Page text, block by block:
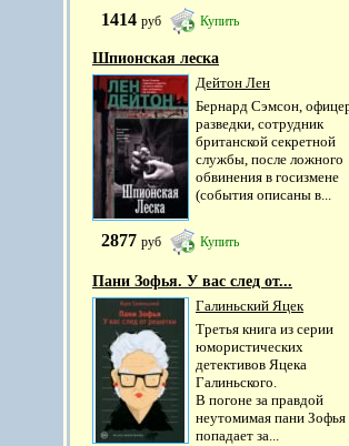
1414 руб Купить
Шпионская леска
Дейтон Лен
Бернард Сэмсон,
разведки, сотрудник
британской секретной
службы, после ложного
обвинения в госизмене
(события описаны в...
2877 руб Купить
Пани Зофья. У вас след от...
Галиньский Яцек
Третья книга из серии
юмористических
детективов Яцека
Галиньского.
В погоне за правдой
неутомимая пани Зофья
попадает за...